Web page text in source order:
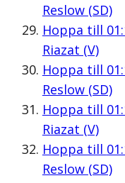
Reslow (SD)
Hoppa till
Riazat (V)
Hoppa till
Reslow (SD)
Hoppa till
Riazat (V)
Hoppa till
Reslow (SD)